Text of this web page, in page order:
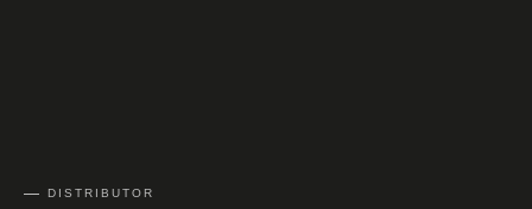
DISTRIBUTOR